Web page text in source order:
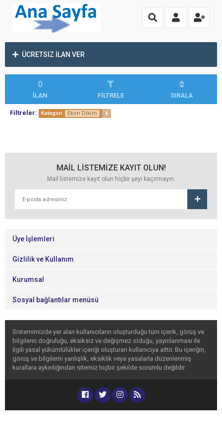
ÜCRETSİZ İLAN VER
0
İLAN FİLTRELE SIRALA
Filtreler: Kategori Ekim Dikim x
MAİL LİSTEMİZE KAYIT OLUN!
Mail listemize kayıt olun hiçbir şeyi kaçırmayın.
Üye İşlemleri
Gizlilik ve Kullanım
Kurumsal
Sosyal bağlantılar menüsü
Sistemimizde yer alan kullanıcıların oluşturduğu tüm içerik, görüş ve
bilgilerin doğruluğu, eksiksiz ve değişmez olduğu, yayınlanması ile
ilgili yasal yükümlülükler içeriği oluşturan kullanıcıya aittir. Bu içeriğin,
görüş ve bilgilerin yanlışlık, eksiklik veya yasalarla düzenlenmiş
kurallara aykırılığından sitemiz hiçbir şekilde sorumlu değildir.